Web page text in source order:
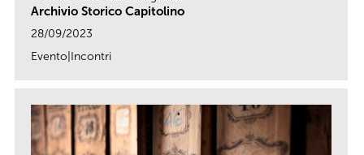
Archivio Storico Capitolino
28/09/2023
Evento|Incontri